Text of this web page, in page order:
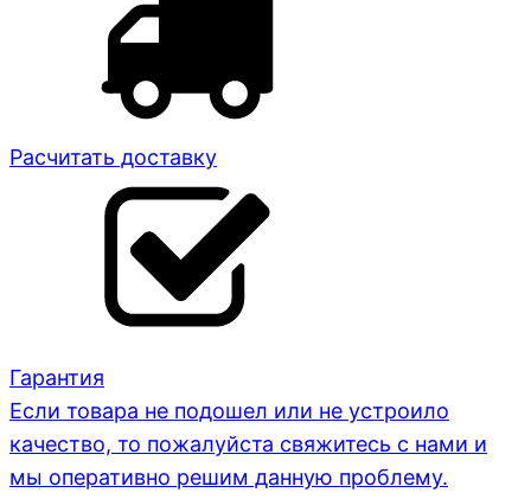
Расчитать доставку
Гарантия
Если товара не подошел или не устроило
качество, то пожалуйста свяжитесь с нами и
мы оперативно решим данную проблему.